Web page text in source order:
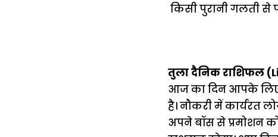
किसी पुरानी गलती से
तुला दैनिक राशिफल
आज का दिन आपके
है। नौकरी में कार्यरत
अपने बॉस से प्रमोशन